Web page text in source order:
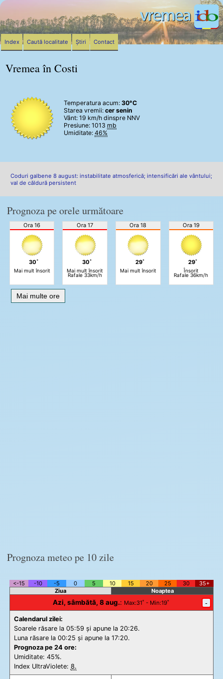
Vremea în Costi
Temperatura acum: 30°C
Starea vremii: cer senin
Vânt: 19 km/h dinspre NNV
Presiune: 1013 mb
Umiditate: 46%
Coduri galbene 8 august: instabilitate atmosferică; intensificări ale vântului;
val de căldură persistent
Prognoza pe orele următoare
Ora 16
30˚
Mai mult însorit
Ora 17
30˚
Mai mult însorit
Rafale 33km/h
Ora 18
29˚
Mai mult însorit
Ora 19
29˚
Însorit
Rafale 36km/h
Mai multe ore
Prognoza meteo pe 10 zile
<-15 -10 -5 0 5 10 15 20 25 30
35+
Ziua
Noaptea
Azi, sâmbătă, 8 aug.: Max:31˚ - Min:19˚ -
Calendarul zilei:
Soarele răsare la 05:59 și apune la 20:26.
Luna răsare la 00:25 și apune la 17:20.
Prognoza pe 24 ore:
Umiditate: 45%.
Index UltraViolete: 8.
Index Caută localitate Știri Contact